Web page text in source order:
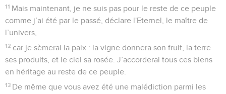
11 Mais maintenant, je ne suis pas pour le reste de ce peuple
comme j’ai été par le passé, déclare l'Eternel, le maître de
l’univers,
12 car je sèmerai la paix : la vigne donnera son fruit, la terre
ses produits, et le ciel sa rosée. J’accorderai tous ces biens
en héritage au reste de ce peuple.
13 De même que vous avez été une malédiction parmi les